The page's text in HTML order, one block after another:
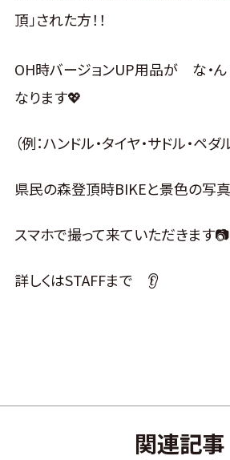
頂」された方！！
OH時バージョンUP用品が な・ん
なります💖
（例：ハンドル・タイヤ・サドル・
県民の森登頂時BIKEと景色の写
スマホで撮って来ていただきます📷
詳しくはSTAFFまで 👂
関連記事